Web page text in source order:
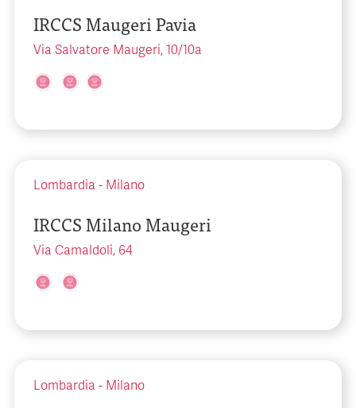
IRCCS Maugeri Pavia
Via Salvatore Maugeri, 10/10a
Lombardia - Milano
IRCCS Milano Maugeri
Via Camaldoli, 64
Lombardia - Milano